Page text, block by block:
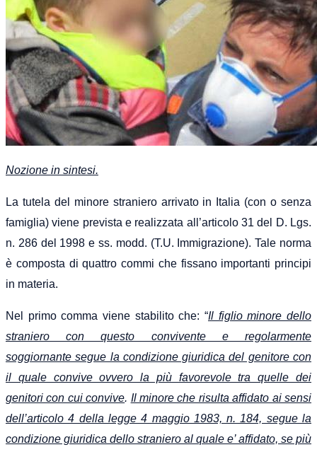
Nozione in sintesi.
La tutela del minore straniero arrivato in Italia (con o senza
famiglia) viene prevista e realizzata all’articolo 31 del D. Lgs.
n. 286 del 1998 e ss. modd. (T.U. Immigrazione). Tale norma
è composta di quattro commi che fissano importanti principi
in materia.
Nel primo comma viene stabilito che: “Il figlio minore dello
straniero con questo convivente e regolarmente
soggiornante segue la condizione giuridica del genitore con
il quale convive ovvero la più favorevole tra quelle dei
genitori con cui convive. Il minore che risulta affidato ai sensi
dell’articolo 4 della legge 4 maggio 1983, n. 184, segue la
condizione giuridica dello straniero al quale e’ affidato, se più